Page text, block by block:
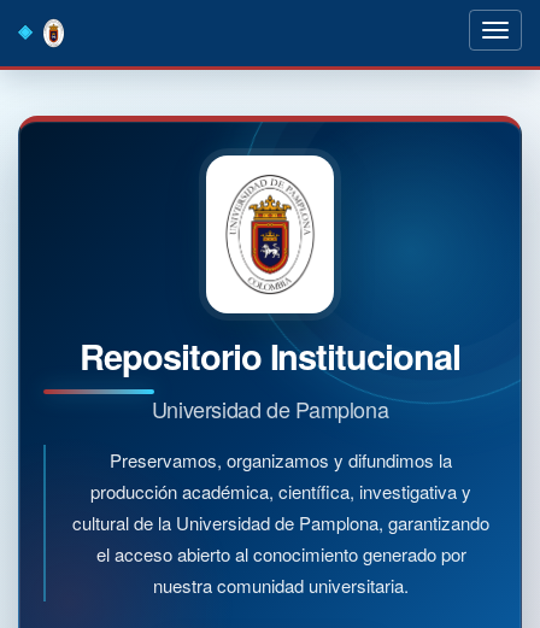
navigation
Repositorio Institucional
Universidad de Pamplona
Preservamos, organizamos y difundimos la
producción académica, científica, investigativa y
cultural de la Universidad de Pamplona, garantizando
el acceso abierto al conocimiento generado por
nuestra comunidad universitaria.